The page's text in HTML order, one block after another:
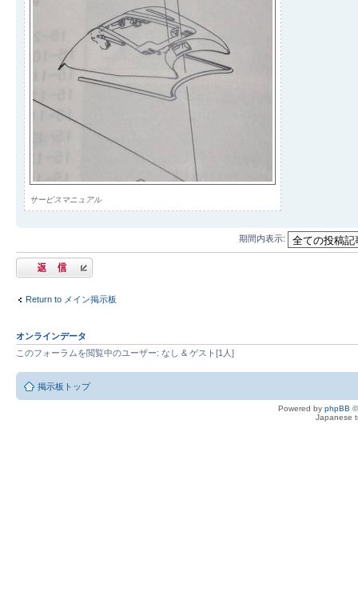
サービスマニュアル
期間内表示:
返信する
Return to メイン掲示板
オンラインデータ
このフォーラムを閲覧中のユーザー: なし & ゲスト[1人]
掲示板トップ
Powered by phpBB
Japanese